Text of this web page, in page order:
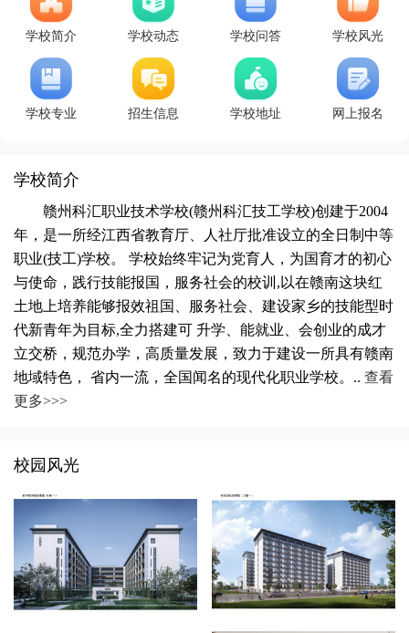
学校简介 学校动态 学校问答 学校风光
学校专业 招生信息 学校地址 网上报名
学校简介
赣州科汇职业技术学校(赣州科汇技工学校)创建于2004
年，是一所经江西省教育厅、人社厅批准设立的全日制中等
职业(技工)学校。 学校始终牢记为党育人，为国育才的初心
与使命，践行技能报国，服务社会的校训,以在赣南这块红
土地上培养能够报效祖国、服务社会、建设家乡的技能型时
代新青年为目标,全力搭建可 升学、能就业、会创业的成才
立交桥，规范办学，高质量发展，致力于建设一所具有赣南
地域特色， 省内一流，全国闻名的现代化职业学校。.. 查看
更多>>>
校园风光